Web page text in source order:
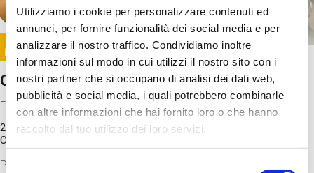
Utilizziamo i cookie per personalizzare contenuti ed
annunci, per fornire funzionalità dei social media e per
analizzare il nostro traffico. Condividiamo inoltre
informazioni sul modo in cui utilizzi il nostro sito con i
nostri partner che si occupano di analisi dei dati web,
pubblicità e social media, i quali potrebbero combinarle
con altre informazioni che hai fornito loro o che hanno
raccolto dal tuo utilizzo dei loro servizi.
Selezione
Image
SUNDAY@STEP
Come funziona il cervello?
Laboratorio
20 Set 2026 / 11:15 - 13:00
Costo
Proveremo a costruire un cervello in cartoncino cercando di